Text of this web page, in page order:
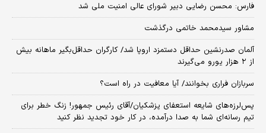
فارس: محسن رضایی دبیر شورای عالی امنیت ملی شد
مشاور سیدمحمد خاتمی درگذشت
آلمان صدرنشین حداقل دستمزد اروپا شد/ کارگران حداقل‌بگیر ماهانه بیش
از ۲ هزار یورو می‌گیرند
سربازان فراری بخوانند/ آیا معافیت در راه است؟
پس‌لرزه‌های شایعه استعفای پزشکیان/آقای رئیس جمهور! زنگ خطر برای
تیم رسانه‌ای شما به صدا درآمده، در کار خود تجدید نظر کنید